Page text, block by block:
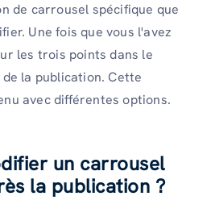
de carrousel spécifique que
Une fois que vous l'avez
les trois points dans le
la publication. Cette
avec différentes options.
un carrousel
la publication ?